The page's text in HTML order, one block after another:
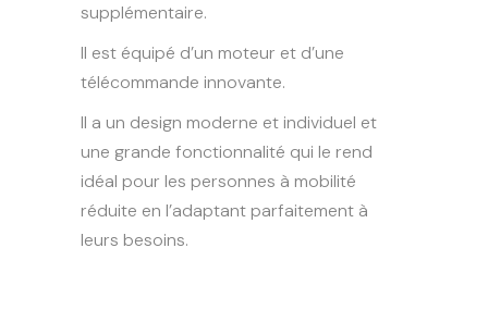
supplémentaire.
Il est équipé d’un moteur et d’une
télécommande innovante.
Il a un design moderne et individuel et
une grande fonctionnalité qui le rend
idéal pour les personnes à mobilité
réduite en l’adaptant parfaitement à
leurs besoins.